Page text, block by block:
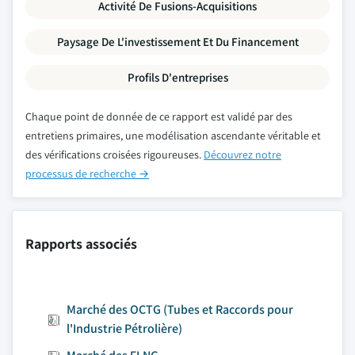
Activité De Fusions-Acquisitions
Paysage De L'investissement Et Du Financement
Profils D'entreprises
Chaque point de donnée de ce rapport est validé par des
entretiens primaires, une modélisation ascendante véritable et
des vérifications croisées rigoureuses. Découvrez notre
processus de recherche →
Rapports associés
Marché des OCTG (Tubes et Raccords pour
l'Industrie Pétrolière)